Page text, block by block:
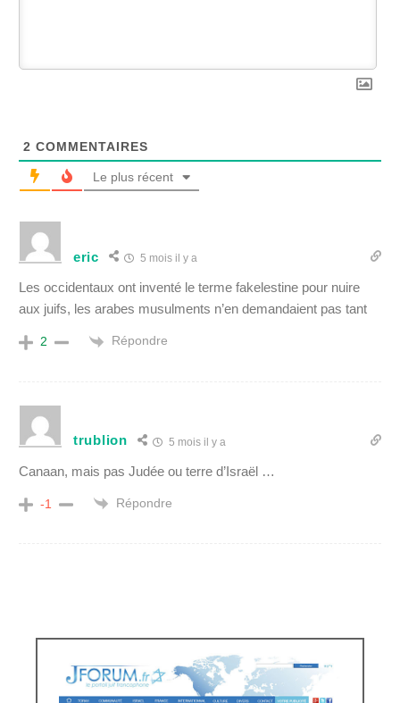
2 COMMENTAIRES
Le plus récent
eric 5 mois il y a
Les occidentaux ont inventé le terme fakelestine pour nuire
aux juifs, les arabes musulments n’en demandaient pas tant
2 Répondre
trublion 5 mois il y a
Canaan, mais pas Judée ou terre d’Israël …
-1 Répondre